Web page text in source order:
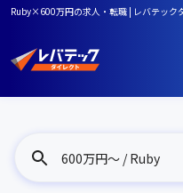
Ruby×600万円の求人・転職 | レバテック
600万円〜 / Ruby